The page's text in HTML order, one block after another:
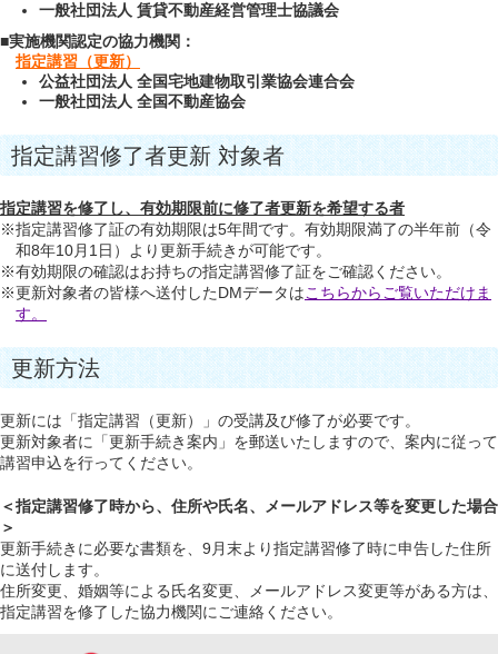
一般社団法人 賃貸不動産経営管理士協議会
■実施機関認定の協力機関：
指定講習（更新）
公益社団法人 全国宅地建物取引業協会連合会
一般社団法人 全国不動産協会
指定講習修了者更新 対象者
指定講習を修了し、有効期限前に修了者更新を希望する者
※指定講習修了証の有効期限は5年間です。有効期限満了の半年前（令
和8年10月1日）より更新手続きが可能です。
※有効期限の確認はお持ちの指定講習修了証をご確認ください。
※更新対象者の皆様へ送付したDMデータはこちらからご覧いただけま
す。
更新方法
更新には「指定講習（更新）」の受講及び修了が必要です。
更新対象者に「更新手続き案内」を郵送いたしますので、案内に従って
講習申込を行ってください。
＜指定講習修了時から、住所や氏名、メールアドレス等を変更した場合
＞
更新手続きに必要な書類を、9月末より指定講習修了時に申告した住所
に送付します。
住所変更、婚姻等による氏名変更、メールアドレス変更等がある方は、
指定講習を修了した協力機関にご連絡ください。